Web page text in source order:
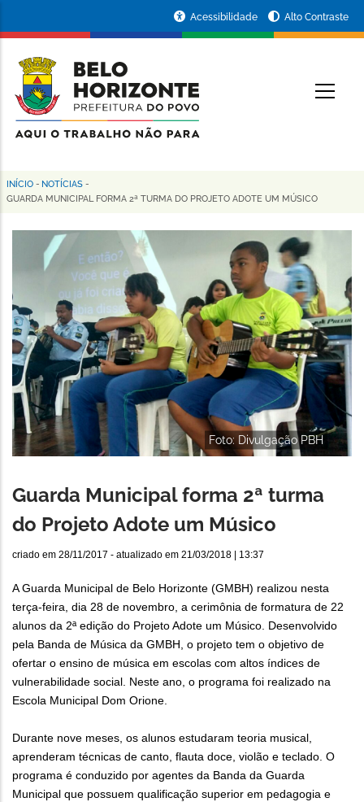
conteúdo
principal
da
Prefeitura
de
Horizonte
Acessibilidade Alto Contraste
Trilha
navegação
INÍCIO - NOTÍCIAS -
GUARDA MUNICIPAL FORMA 2ª TURMA DO PROJETO ADOTE UM MÚSICO
Foto: Divulgação PBH
Guarda Municipal forma 2ª turma
do Projeto Adote um Músico
criado em 28/11/2017 - atualizado em 21/03/2018 | 13:37
A Guarda Municipal de Belo Horizonte (GMBH) realizou nesta
terça-feira, dia 28 de novembro, a cerimônia de formatura de 22
alunos da 2ª edição do Projeto Adote um Músico. Desenvolvido
pela Banda de Música da GMBH, o projeto tem o objetivo de
ofertar o ensino de música em escolas com altos índices de
vulnerabilidade social. Neste ano, o programa foi realizado na
Escola Municipal Dom Orione.
Durante nove meses, os alunos estudaram teoria musical,
aprenderam técnicas de canto, flauta doce, violão e teclado. O
programa é conduzido por agentes da Banda da Guarda
Municipal que possuem qualificação superior em pedagogia e